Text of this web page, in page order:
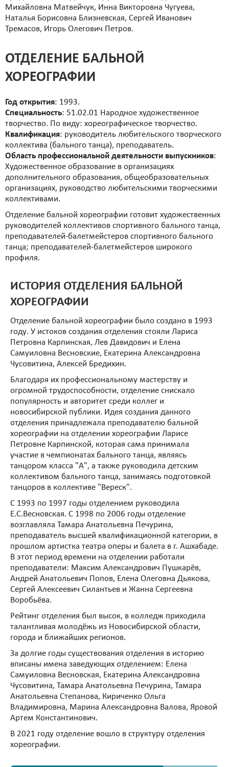
Михайловна Матвейчук, Инна Викторовна Чугуева,
Наталья Борисовна Близневская, Сергей Иванович
Тремасов, Игорь Олегович Петров.
ОТДЕЛЕНИЕ БАЛЬНОЙ
ХОРЕОГРАФИИ
Год открытия: 1993.
Специальность: 51.02.01 Народное художественное
творчество. По виду: хореографическое творчество.
Квалификация: руководитель любительского творческого
коллектива (бального танца), преподаватель.
Область профессиональной деятельности выпускников:
Художественное образование в организациях
дополнительного образования, общеобразовательных
организациях, руководство любительскими творческими
коллективами.
Отделение бальной хореографии готовит художественных
руководителей коллективов спортивного бального танца,
преподавателей-балетмейстеров спортивного бального
танца; преподавателей-балетмейстеров широкого
профиля.
ИСТОРИЯ ОТДЕЛЕНИЯ БАЛЬНОЙ
ХОРЕОГРАФИИ
Отделение бальной хореографии было создано в 1993
году. У истоков создания отделения стояли Лариса
Петровна Карпинская, Лев Давидович и Елена
Самуиловна Весновские, Екатерина Александровна
Чусовитина, Алексей Бредихин.
Благодаря их профессиональному мастерству и
огромной трудоспособности, отделение снискало
популярность и авторитет среди коллег и
новосибирской публики. Идея создания данного
отделения принадлежала преподавателю бальной
хореографии на отделении хореографии Ларисе
Петровне Карпинской, которая сама принимала
участие в чемпионатах бального танца, являясь
танцором класса "А", а также руководила детским
коллективом бального танца, занимаясь подготовкой
танцоров в коллективе "Вереск".
С 1993 по 1997 годы отделением руководила
Е.С.Весновская. С 1998 по 2006 годы отделение
возглавляла Тамара Анатольевна Печурина,
преподаватель высшей квалификационной категории, в
прошлом артистка театра оперы и балета в г. Ашхабаде.
В этот период времени на отделении работали
преподаватели: Максим Александрович Пушкарёв,
Андрей Анатольевич Попов, Елена Олеговна Дьякова,
Сергей Алексеевич Силантьев и Жанна Сергеевна
Воробьёва.
Рейтинг отделения был высок, в колледж приходила
талантливая молодёжь из Новосибирской области,
города и ближайших регионов.
За долгие годы существования отделения в историю
вписаны имена заведующих отделением: Елена
Самуиловна Весновская, Екатерина Александровна
Чусовитина, Тамара Анатольевна Печурина, Тамара
Анатольевна Степанова, Кириченко Ольга
Владимировна, Марина Александровна Валова, Яровой
Артем Константинович.
В 2021 году отделение вошло в структуру отделения
хореографии.